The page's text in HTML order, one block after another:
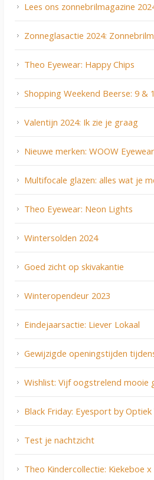
Lees ons zonnebrilmagazine
Zonneglasactie 2024:
Theo Eyewear: Happy Chips
Shopping Weekend Beerse: 9 &
Valentijn 2024: Ik zie je graag
Nieuwe merken: WOOW
Multifocale glazen: alles wat je
Theo Eyewear: Neon Lights
Wintersolden 2024
Goed zicht op skivakantie
Winteropendeur 2023
Eindejaarsactie: Liever Lokaal
Gewijzigde openingstijden
Wishlist: Vijf oogstrelend mooie
Black Friday: Eyesport by Optiek
Test je nachtzicht
Theo Kindercollectie: Kiekeboe